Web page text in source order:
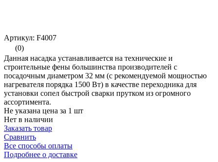
Артикул: F4007
(0)
Данная насадка устанавливается на технические и
строительные фены большинства производителей с
посадочным диаметром 32 мм (с рекомендуемой мощностью
нагревателя порядка 1500 Вт) в качестве переходника для
установки сопел быстрой сварки прутком из огромного
ассортимента.
Не указана цена за 1 шт
Нет в наличии
Заказать товар
Сравнить
Все способы оплаты
Подробнее о доставке